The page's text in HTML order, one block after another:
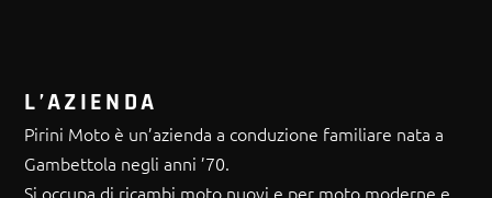
L’AZIENDA
Pirini Moto è un’azienda a conduzione familiare nata a
Gambettola negli anni ’70.
Si occupa di ricambi moto nuovi e per moto moderne e